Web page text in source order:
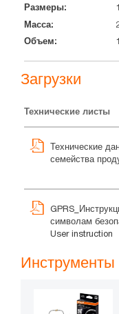
Загрузки
Технические листы
Технические
семейства
символам
User instruction
Инструменты